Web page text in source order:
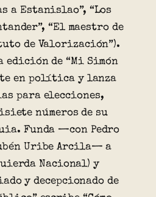
a Estanislao”, “Los
“El maestro de
de Valorización”).
edición de “Mi Simón
en política y lanza
para elecciones,
números de su
Funda —con Pedro
Uribe Arcila— a
Nacional) y
y decepcionado de